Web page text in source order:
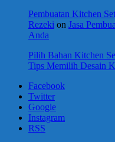
Pembuatan Kitchen
Rezeki on Jasa
Anda
Pilih Bahan Kitchen
Tips Memilih Desain
Facebook
Twitter
Google
Instagram
RSS